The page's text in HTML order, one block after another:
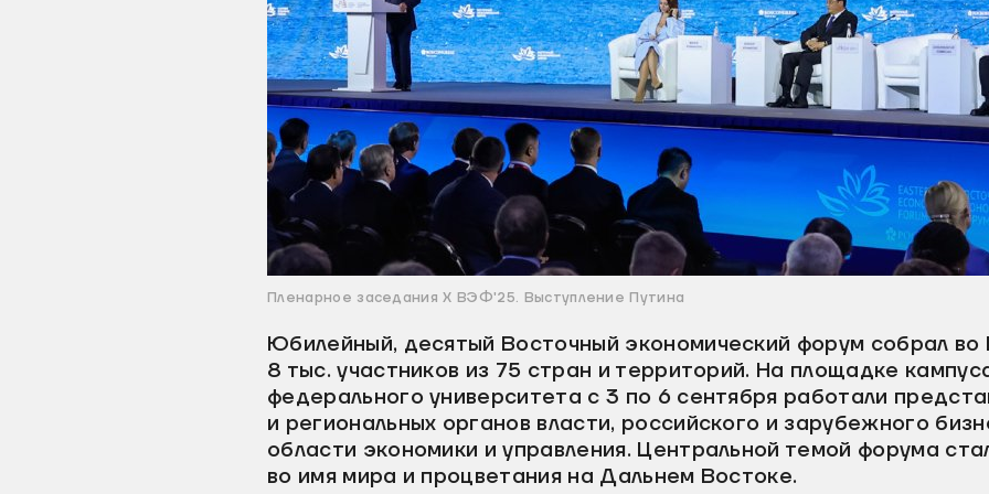
Пленарное заседания X ВЭФ'25. Выступление Путина
Юбилейный, десятый Восточный экономический форум собрал во
8 тыс. участников из 75 стран и территорий. На площадке
федерального университета с 3 по 6 сентября работали
и региональных органов власти, российского и зарубежного
области экономики и управления. Центральной темой форума
во имя мира и процветания на Дальнем Востоке.